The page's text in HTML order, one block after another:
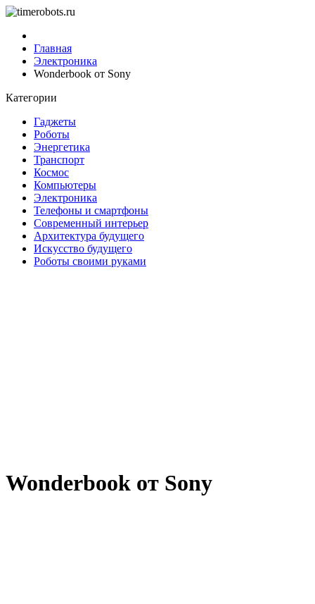
Главная
Электроника
Wonderbook от Sony
Категории
Гаджеты
Роботы
Энергетика
Транспорт
Космос
Компьютеры
Электроника
Телефоны и смартфоны
Современный интерьер
Архитектура будущего
Искусство будущего
Роботы своими руками
Wonderbook от Sony